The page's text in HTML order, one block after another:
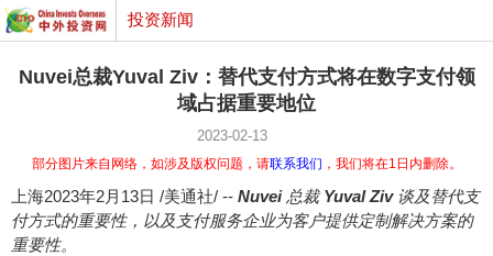
投资新闻
Nuvei总裁Yuval Ziv：替代支付方式将在数字支付领
域占据重要地位
2023-02-13
部分图片来自网络，如涉及版权问题，请联系我们 ，我们将在1日内删除。
上海2023年2月13日 /美通社/ -- Nuvei 总裁 Yuval Ziv 谈及替代支
付方式的重要性，以及支付服务企业为客户提供定制解决方案的
重要性。